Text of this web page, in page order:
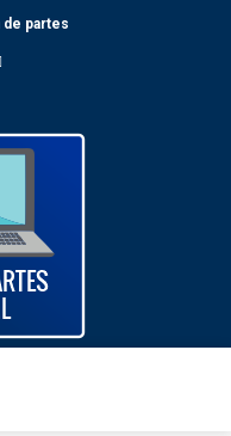
de partes